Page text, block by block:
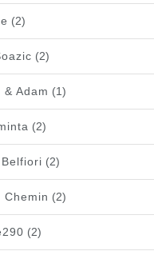
(2)
(2)
& Adam (1)
(2)
(2)
Chemin (2)
(2)